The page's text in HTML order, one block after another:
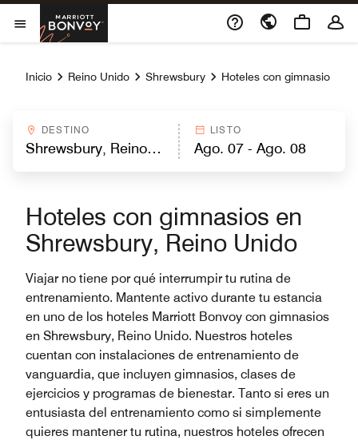
Skip to Content
Abrir el menú
Marriott Bonvoy
Inicio Reino Unido Shrewsbury Hoteles con gimnasio
DESTINO LISTO
Hoteles con gimnasios en
Shrewsbury, Reino Unido
Viajar no tiene por qué interrumpir tu rutina de
entrenamiento. Mantente activo durante tu estancia
en uno de los hoteles Marriott Bonvoy con gimnasios
en Shrewsbury, Reino Unido. Nuestros hoteles
cuentan con instalaciones de entrenamiento de
vanguardia, que incluyen gimnasios, clases de
ejercicios y programas de bienestar. Tanto si eres un
entusiasta del entrenamiento como si simplemente
quieres mantener tu rutina, nuestros hoteles ofrecen